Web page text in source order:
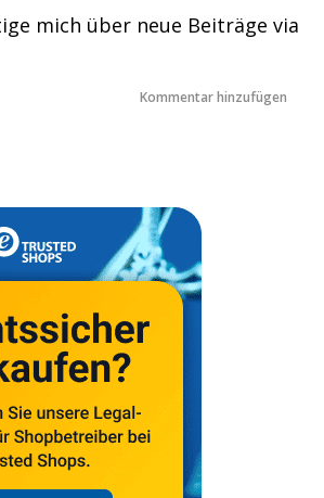
mich über neue Beiträge via